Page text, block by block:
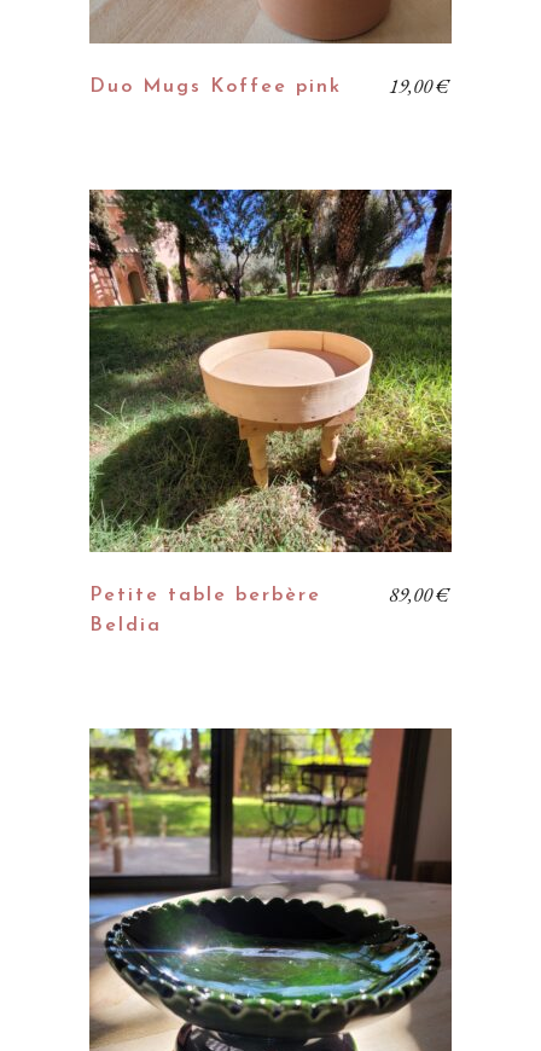
Duo Mugs Koffee pink 19,00€
Petite table berbère
Beldia
89,00€